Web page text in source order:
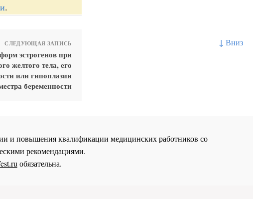
↓ Вниз
.
СЛЕДУЮЩАЯ ЗАПИСЬ
эстрогенов при
желтого тела, его
или гипоплазии
беременности
и повышения квалификации медицинских работников со
рекомендациями.
обязательна.